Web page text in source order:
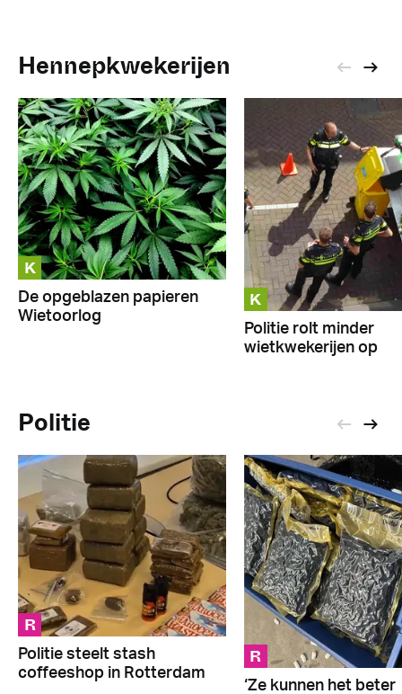
Hennepkwekerijen
K
De opgeblazen papieren
Wietoorlog
K
Politie rolt minder
wietkwekerijen op
Politie
R
Politie steelt stash
coffeeshop in Rotterdam
R
‘Ze kunnen het beter